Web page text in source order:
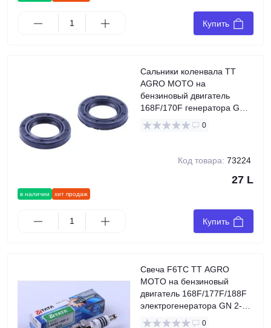
Купить
в наличии хит продаж
Сальники коленвала TT
AGRO MOTO на
бензиновый двигатель
168F/170F генератора GN
2-3,5 KW, к-т: 2 шт.,
25x41,25x7
0
Код товара: 73224
27 L
Купить
Свеча F6TC TT AGRO
MOTO на бензиновый
двигатель 168F/177F/188F
электрогенератора GN 2-
3,5 KW
0